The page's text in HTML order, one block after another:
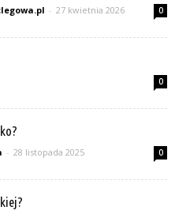
- 27 kwietnia 2026 0
0
- 28 listopada 2025 0